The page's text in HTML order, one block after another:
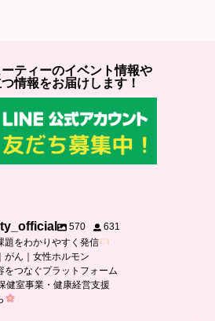
ティーのイベント情報や
情報をお届けします！
570
631
題をわかりやすく発信
がん｜女性ホルモン
をつなぐプラットフォーム
健室事業・健康経営支援